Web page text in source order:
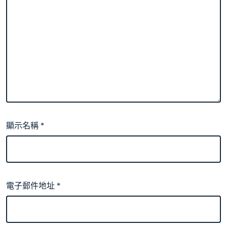
顯示名稱*
電子郵件地址*